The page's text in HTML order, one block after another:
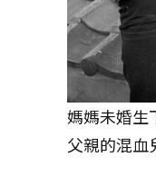
媽媽未婚生
父親的混血